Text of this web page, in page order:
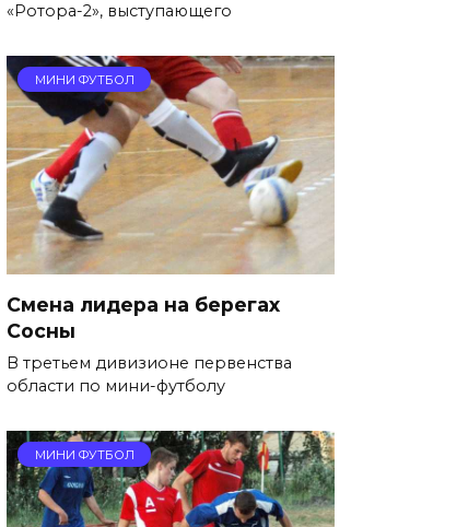
«Ротора-2», выступающего
МИНИ ФУТБОЛ
Смена лидера на берегах
Сосны
В третьем дивизионе первенства
области по мини-футболу
МИНИ ФУТБОЛ